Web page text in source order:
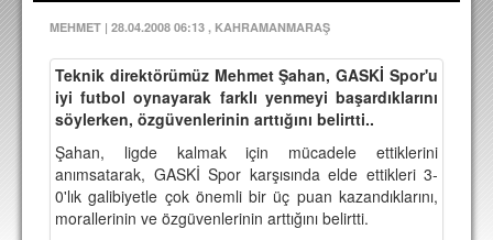
KADRO
A TAKIM KADROSU
TEKNİK KADRO
TRANSFERLER
TARAFTAR
BİLETLER
MEHMET | 28.04.2008 06:13 , KAHRAMANMARAŞ
Teknik direktörümüz Mehmet Şahan, GASKİ Spor'u
iyi futbol oynayarak farklı yenmeyi başardıklarını
söylerken, özgüvenlerinin arttığını belirtti..
Şahan, ligde kalmak için mücadele ettiklerini
anımsatarak, GASKİ Spor karşısında elde ettikleri 3-
0'lık galibiyetle çok önemli bir üç puan kazandıklarını,
morallerinin ve özgüvenlerinin arttığını belirtti.